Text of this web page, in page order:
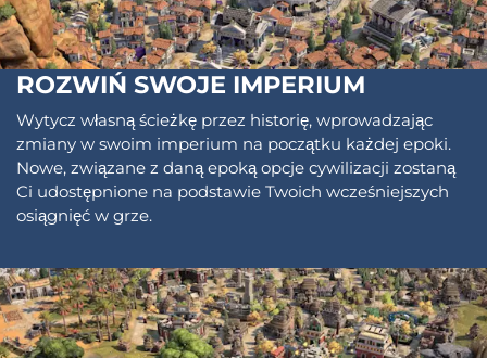
ROZWIŃ SWOJE IMPERIUM
Wytycz własną ścieżkę przez historię, wprowadzając
zmiany w swoim imperium na początku każdej epoki.
Nowe, związane z daną epoką opcje cywilizacji zostaną
Ci udostępnione na podstawie Twoich wcześniejszych
osiągnięć w grze.